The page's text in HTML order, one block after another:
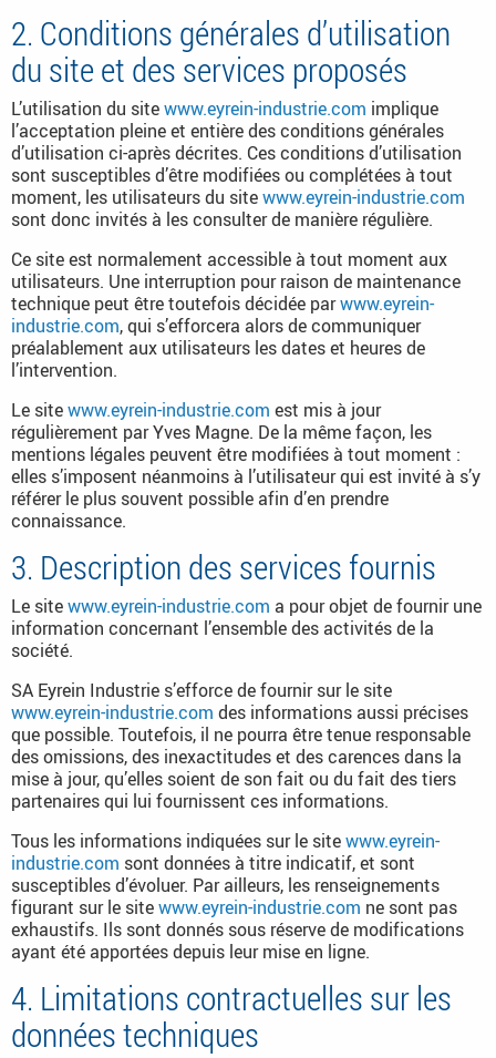
2. Conditions générales d’utilisation
du site et des services proposés
L’utilisation du sitewww.eyrein-industrie.com implique
l’acceptation pleine et entière des conditions générales
d’utilisation ci-après décrites. Ces conditions d’utilisation
sont susceptibles d’être modifiées ou complétées à tout
moment, les utilisateurs du sitewww.eyrein-industrie.com
sont donc invités à les consulter de manière régulière.
Ce site est normalement accessible à tout moment aux
utilisateurs. Une interruption pour raison de maintenance
technique peut être toutefois décidée parwww.eyrein-
industrie.com, qui s’efforcera alors de communiquer
préalablement aux utilisateurs les dates et heures de
l’intervention.
Le sitewww.eyrein-industrie.com est mis à jour
régulièrement par Yves Magne. De la même façon, les
mentions légales peuvent être modifiées à tout moment :
elles s’imposent néanmoins à l’utilisateur qui est invité à s’y
référer le plus souvent possible afin d’en prendre
connaissance.
3. Description des services fournis
Le sitewww.eyrein-industrie.com a pour objet de fournir une
information concernant l’ensemble des activités de la
société.
SA Eyrein Industrie s’efforce de fournir sur le site
www.eyrein-industrie.com des informations aussi précises
que possible. Toutefois, il ne pourra être tenue responsable
des omissions, des inexactitudes et des carences dans la
mise à jour, qu’elles soient de son fait ou du fait des tiers
partenaires qui lui fournissent ces informations.
Tous les informations indiquées sur le sitewww.eyrein-
industrie.com sont données à titre indicatif, et sont
susceptibles d’évoluer. Par ailleurs, les renseignements
figurant sur le sitewww.eyrein-industrie.com ne sont pas
exhaustifs. Ils sont donnés sous réserve de modifications
ayant été apportées depuis leur mise en ligne.
4. Limitations contractuelles sur les
données techniques